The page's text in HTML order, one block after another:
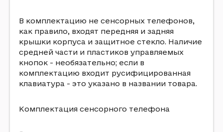
В комплектацию не сенсорных телефонов,
как правило, входят передняя и задняя
крышки корпуса и защитное стекло. Наличие
средней части и пластиков управляемых
кнопок - необязательно; если в
комплектацию входит русифицированная
клавиатура - это указано в названии товара.
Комплектация сенсорного телефона